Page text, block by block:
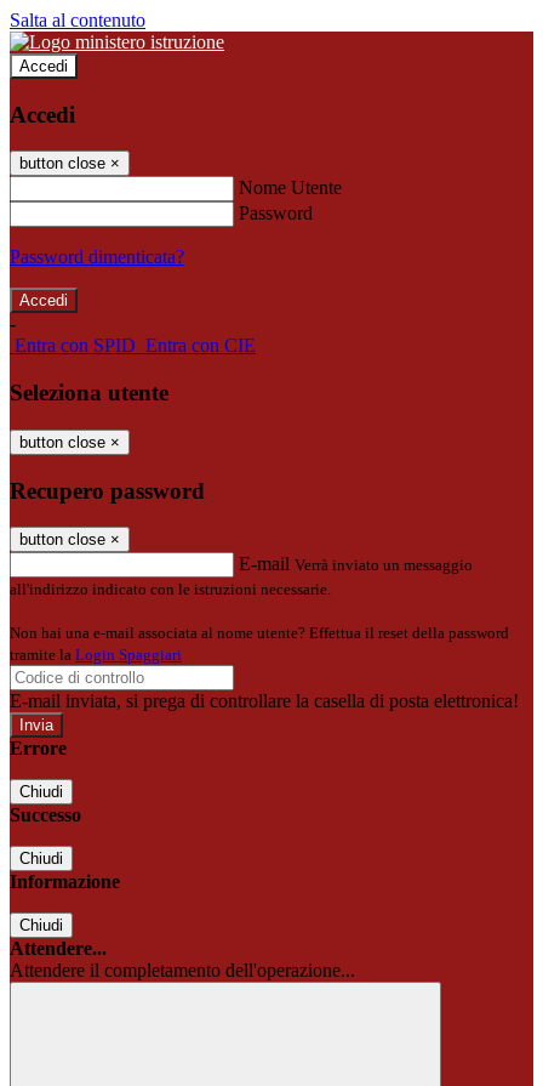
Salta al contenuto
Accedi
Accedi
button close ×
Nome Utente
Password
Password dimenticata?
-
Entra con SPID Entra con CIE
Seleziona utente
button close ×
Recupero password
button close ×
E-mail Verrà inviato un messaggio
all'indirizzo indicato con le istruzioni necessarie.
Non hai una e-mail associata al nome utente? Effettua il reset della password
tramite la Login Spaggiari
E-mail inviata, si prega di controllare la casella di posta elettronica!
Errore
Chiudi
Successo
Chiudi
Informazione
Chiudi
Attendere...
Attendere il completamento dell'operazione...